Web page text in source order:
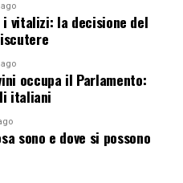
vitalizi: la decisione del
occupa il Parlamento:
italiani
sono e dove si possono